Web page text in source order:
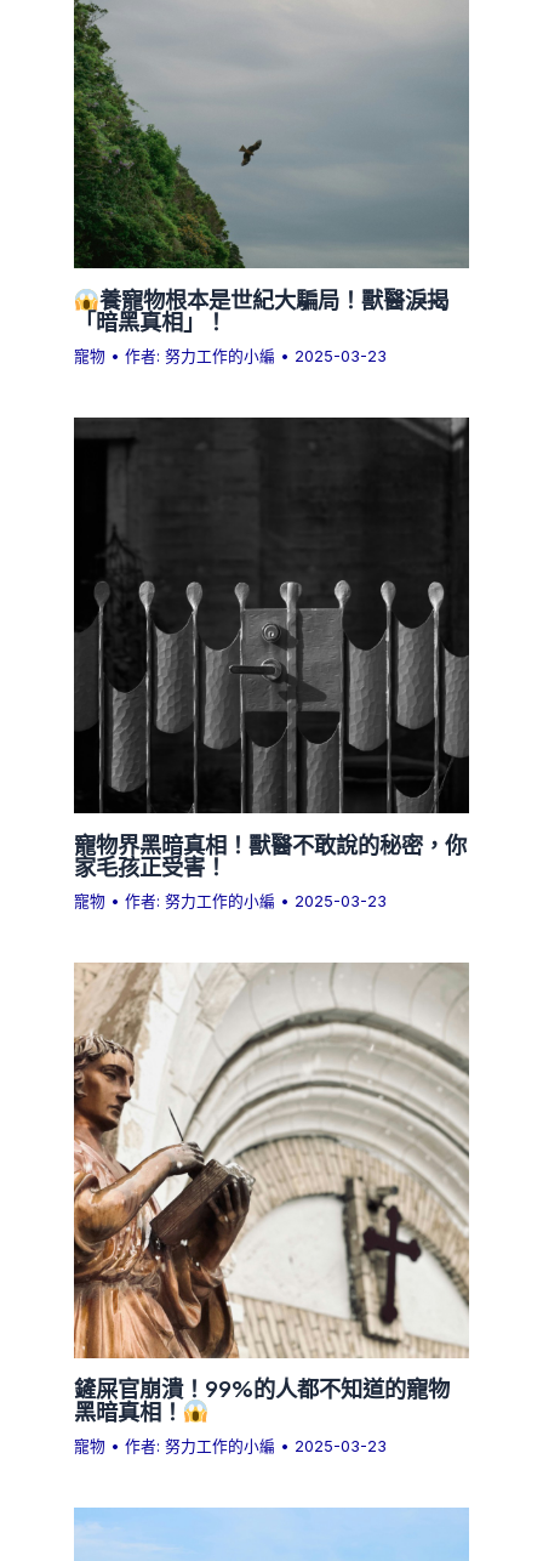
養寵物根本是世紀大騙局！獸醫淚揭
「暗黑真相」！
寵物 • 作者:努力工作的小編 • 2025-03-23
寵物界黑暗真相！獸醫不敢說的秘密，你
家毛孩正受害！
寵物 • 作者:努力工作的小編 • 2025-03-23
鏟屎官崩潰！99%的人都不知道的寵物
黑暗真相！
寵物 • 作者:努力工作的小編 • 2025-03-23